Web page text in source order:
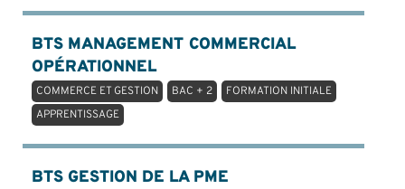
BTS MANAGEMENT COMMERCIAL
OPÉRATIONNEL
COMMERCE ET GESTION BAC + 2
FORMATION INITIALE
APPRENTISSAGE
BTS GESTION DE LA PME